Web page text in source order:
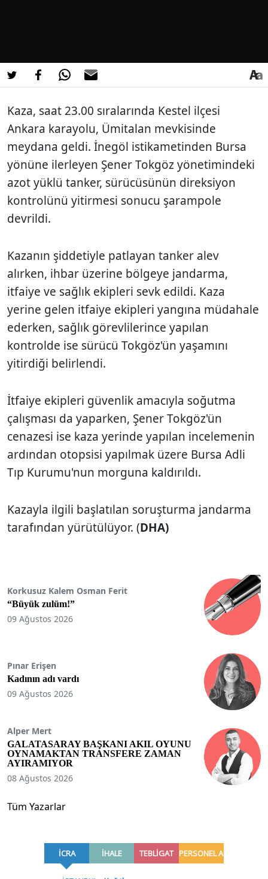
Kaza, saat 23.00 sıralarında Kestel ilçesi
Ankara karayolu, Ümitalan mevkisinde
meydana geldi. İnegöl istikametinden Bursa
yönüne ilerleyen Şener Tokgöz yönetimindeki
azot yüklü tanker, sürücüsünün direksiyon
kontrolünü yitirmesi sonucu şarampole
devrildi.
Kazanın şiddetiyle patlayan tanker alev
alırken, ihbar üzerine bölgeye jandarma,
itfaiye ve sağlık ekipleri sevk edildi. Kaza
yerine gelen itfaiye ekipleri yangına müdahale
ederken, sağlık görevlilerince yapılan
kontrolde ise sürücü Tokgöz'ün yaşamını
yitirdiği belirlendi.
İtfaiye ekipleri güvenlik amacıyla soğutma
çalışması da yaparken, Şener Tokgöz'ün
cenazesi ise kaza yerinde yapılan incelemenin
ardından otopsisi yapılmak üzere Bursa Adli
Tıp Kurumu'nun morguna kaldırıldı.
Kazayla ilgili başlatılan soruşturma jandarma
tarafından yürütülüyor. (DHA)
Korkusuz Kalem Osman Ferit
“Büyük zulüm!”
09 Ağustos 2026
Pınar Erişen
Kadının adı vardı
09 Ağustos 2026
Alper Mert
GALATASARAY BAŞKANI AKIL OYUNU
OYNAMAKTAN TRANSFERE ZAMAN
AYIRAMIYOR
08 Ağustos 2026
Tüm Yazarlar